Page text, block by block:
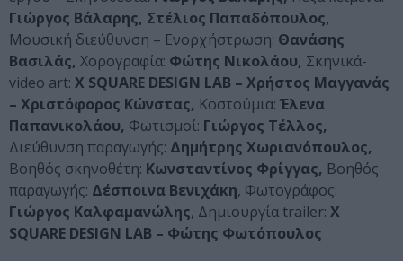
Γιώργος Βάλαρης, Στέλιος Παπαδόπουλος,
Μουσική διεύθυνση – Ενορχήστρωση: Θανάσης
Βασιλάς, Χορογραφία: Φώτης Νικολάου, Σκηνικά-
video art: X SQUARE DESIGN LAB – Χρήστος Μαγγανάς
– Χριστόφορος Κώνστας, Κοστούμια: Έλενα
Παπανικολάου, Φωτισμοί: Γιώργος Τέλλος,
Διεύθυνση παραγωγής: Δημήτρης Χωριανόπουλος,
Βοηθός σκηνοθέτη: Κωνσταντίνος Φρίγγας, Βοηθός
παραγωγής: Δέσποινα Βενιχάκη, Φωτογράφος:
Γιώργος Καλφαμανώλης, Δημιουργία trailer: X
SQUARE DESIGN LAB – Φώτης Φωτόπουλος